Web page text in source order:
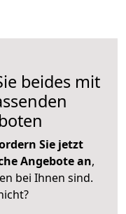
beides mit
Sie jetzt
Angebote an,
bei Ihnen sind.